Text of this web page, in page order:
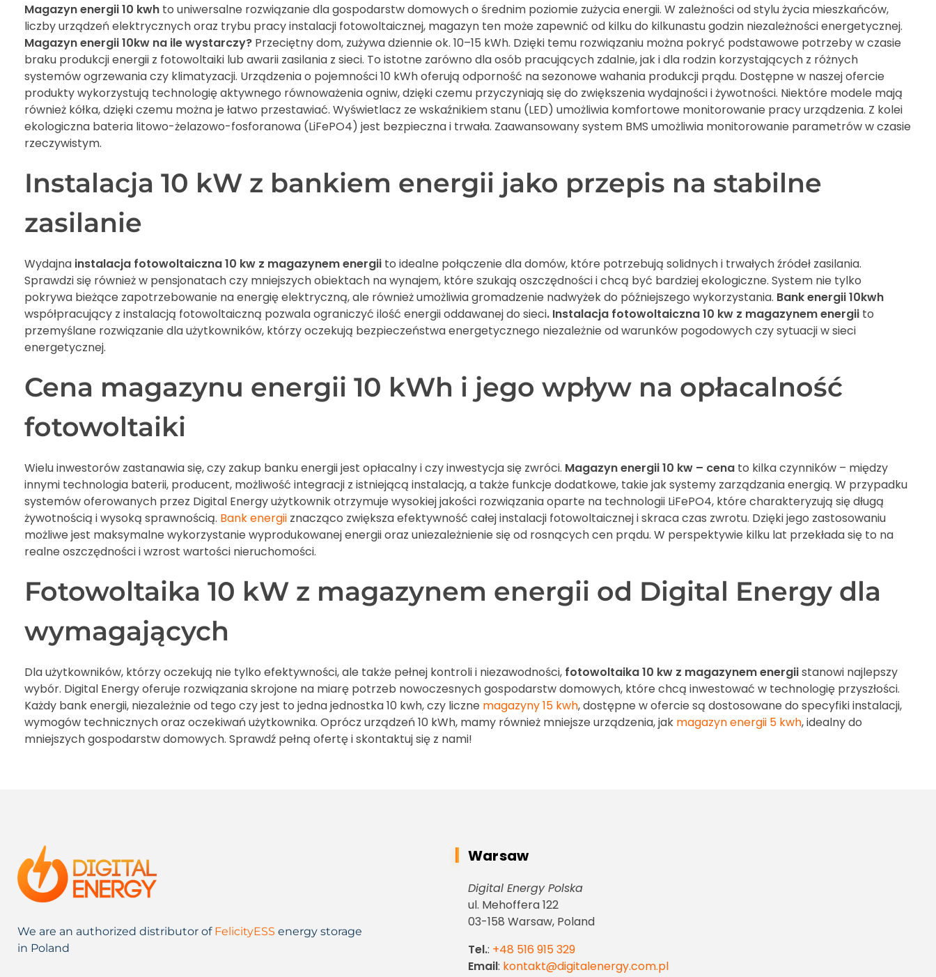
Magazyn energii 10 kwh to uniwersalne rozwiązanie dla gospodarstw domowych o średnim poziomie zużycia energii. W zależności od stylu życia mieszkańców,
liczby urządzeń elektrycznych oraz trybu pracy instalacji fotowoltaicznej, magazyn ten może zapewnić od kilku do kilkunastu godzin niezależności energetycznej.
Magazyn energii 10kw na ile wystarczy? Przeciętny dom, zużywa dziennie ok. 10–15 kWh. Dzięki temu rozwiązaniu można pokryć podstawowe potrzeby w czasie
braku produkcji energii z fotowoltaiki lub awarii zasilania z sieci. To istotne zarówno dla osób pracujących zdalnie, jak i dla rodzin korzystających z różnych
systemów ogrzewania czy klimatyzacji. Urządzenia o pojemności 10 kWh oferują odporność na sezonowe wahania produkcji prądu. Dostępne w naszej ofercie
produkty wykorzystują technologię aktywnego równoważenia ogniw, dzięki czemu przyczyniają się do zwiększenia wydajności i żywotności. Niektóre modele mają
również kółka, dzięki czemu można je łatwo przestawiać. Wyświetlacz ze wskaźnikiem stanu (LED) umożliwia komfortowe monitorowanie pracy urządzenia. Z kolei
ekologiczna bateria litowo-żelazowo-fosforanowa (LiFePO4) jest bezpieczna i trwała. Zaawansowany system BMS umożliwia monitorowanie parametrów w czasie
rzeczywistym.
Instalacja 10 kW z bankiem energii jako przepis na stabilne
zasilanie
Wydajna instalacja fotowoltaiczna 10 kw z magazynem energii to idealne połączenie dla domów, które potrzebują solidnych i trwałych źródeł zasilania.
Sprawdzi się również w pensjonatach czy mniejszych obiektach na wynajem, które szukają oszczędności i chcą być bardziej ekologiczne. System nie tylko
pokrywa bieżące zapotrzebowanie na energię elektryczną, ale również umożliwia gromadzenie nadwyżek do późniejszego wykorzystania. Bank energii 10kwh
współpracujący z instalacją fotowoltaiczną pozwala ograniczyć ilość energii oddawanej do sieci. Instalacja fotowoltaiczna 10 kw z magazynem energii to
przemyślane rozwiązanie dla użytkowników, którzy oczekują bezpieczeństwa energetycznego niezależnie od warunków pogodowych czy sytuacji w sieci
energetycznej.
Cena magazynu energii 10 kWh i jego wpływ na opłacalność
fotowoltaiki
Wielu inwestorów zastanawia się, czy zakup banku energii jest opłacalny i czy inwestycja się zwróci. Magazyn energii 10 kw – cena to kilka czynników – między
innymi technologia baterii, producent, możliwość integracji z istniejącą instalacją, a także funkcje dodatkowe, takie jak systemy zarządzania energią. W przypadku
systemów oferowanych przez Digital Energy użytkownik otrzymuje wysokiej jakości rozwiązania oparte na technologii LiFePO4, które charakteryzują się długą
żywotnością i wysoką sprawnością. Bank energii znacząco zwiększa efektywność całej instalacji fotowoltaicznej i skraca czas zwrotu. Dzięki jego zastosowaniu
możliwe jest maksymalne wykorzystanie wyprodukowanej energii oraz uniezależnienie się od rosnących cen prądu. W perspektywie kilku lat przekłada się to na
realne oszczędności i wzrost wartości nieruchomości.
Fotowoltaika 10 kW z magazynem energii od Digital Energy dla
wymagających
Dla użytkowników, którzy oczekują nie tylko efektywności, ale także pełnej kontroli i niezawodności, fotowoltaika 10 kw z magazynem energiistanowi najlepszy
wybór. Digital Energy oferuje rozwiązania skrojone na miarę potrzeb nowoczesnych gospodarstw domowych, które chcą inwestować w technologię przyszłości.
Każdy bank energii, niezależnie od tego czy jest to jedna jednostka 10 kwh, czy liczne magazyny 15 kwh, dostępne w ofercie są dostosowane do specyfiki instalacji,
wymogów technicznych oraz oczekiwań użytkownika. Oprócz urządzeń 10 kWh, mamy również mniejsze urządzenia, jak magazyn energii 5 kwh, idealny do
mniejszych gospodarstw domowych. Sprawdź pełną ofertę i skontaktuj się z nami!
We are an authorized distributor of FelicityESS energy storage
in Poland
Warsaw
Digital Energy Polska
ul. Mehoffera 122
03-158 Warsaw, Poland
Tel.: +48 516 915 329
Email: kontakt@digitalenergy.com.pl